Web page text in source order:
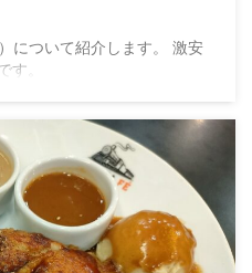
について紹介します。 激安
。​